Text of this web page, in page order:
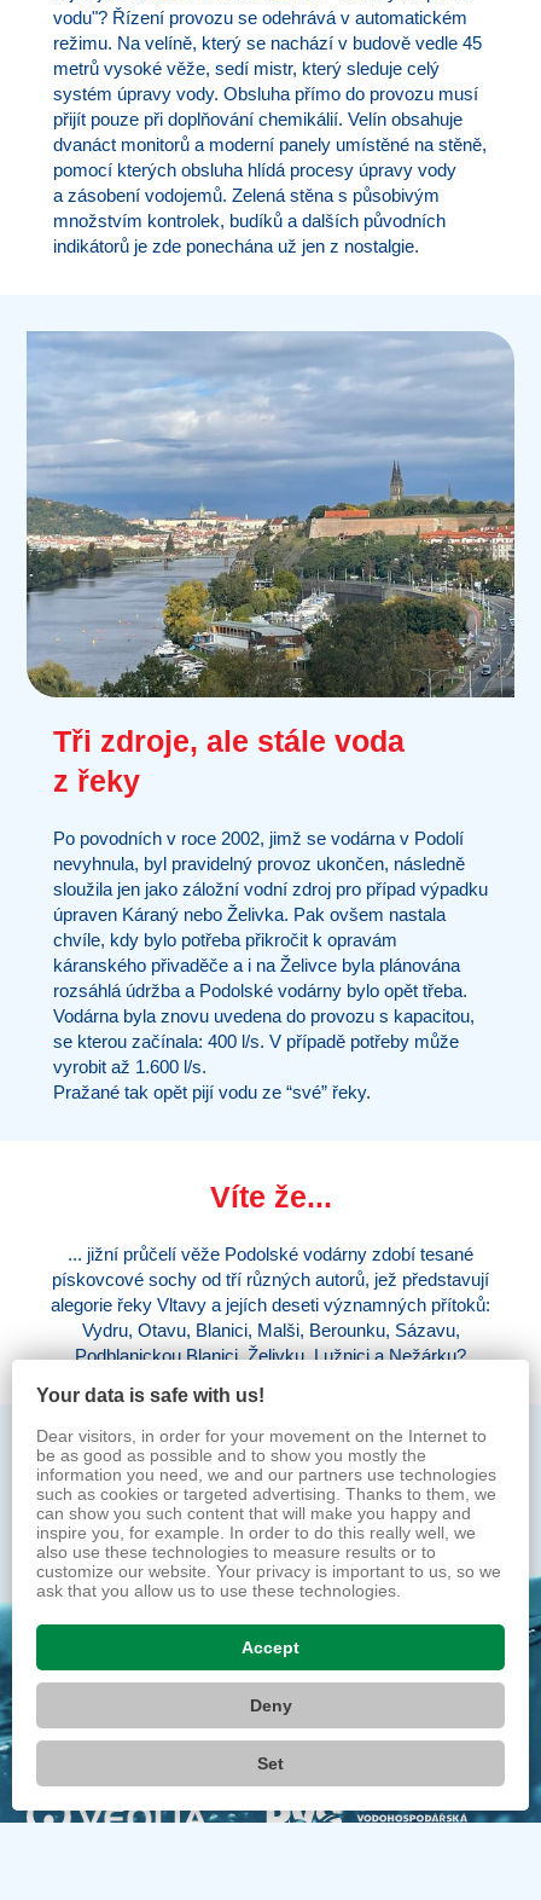
vodu"? Řízení provozu se odehrává v automatickém
režimu. Na velíně, který se nachází v budově vedle 45
metrů vysoké věže, sedí mistr, který sleduje celý
systém úpravy vody. Obsluha přímo do provozu musí
přijít pouze při doplňování chemikálií. Velín obsahuje
dvanáct monitorů a moderní panely umístěné na stěně,
pomocí kterých obsluha hlídá procesy úpravy vody
a zásobení vodojemů. Zelená stěna s působivým
množstvím kontrolek, budíků a dalších původních
indikátorů je zde ponechána už jen z nostalgie.
Tři zdroje, ale stále voda
z řeky
Po povodních v roce 2002, jimž se vodárna v Podolí
nevyhnula, byl pravidelný provoz ukončen, následně
sloužila jen jako záložní vodní zdroj pro případ výpadku
úpraven Káraný nebo Želivka. Pak ovšem nastala
chvíle, kdy bylo potřeba přikročit k opravám
káranského přivaděče a i na Želivce byla plánována
rozsáhlá údržba a Podolské vodárny bylo opět třeba.
Vodárna byla znovu uvedena do provozu s kapacitou,
se kterou začínala: 400 l/s. V případě potřeby může
vyrobit až 1.600 l/s.
Pražané tak opět pijí vodu ze “své” řeky.
Víte že...
... jižní průčelí věže Podolské vodárny zdobí tesané
pískovcové sochy od tří různých autorů, jež představují
alegorie řeky Vltavy a jejích deseti významných přítoků:
Vydru, Otavu, Blanici, Malši, Berounku, Sázavu,
Podblanickou Blanici, Želivku, Lužnici a Nežárku?
Pokud se chcete dozvědět víc, pokračujte do dalších částí
úpravny...
Pitná voda z Vltavy
Čerpadla
Čiření a filtrování
Your data is safe with us!
Dear visitors, in order for your movement on the Internet to
be as good as possible and to show you mostly the
information you need, we and our partners use technologies
such as cookies or targeted advertising. Thanks to them, we
can show you such content that will make you happy and
inspire you, for example. In order to do this really well, we
also use these technologies to measure results or to
customize our website. Your privacy is important to us, so we
ask that you allow us to use these technologies.
Accept
Deny
Set